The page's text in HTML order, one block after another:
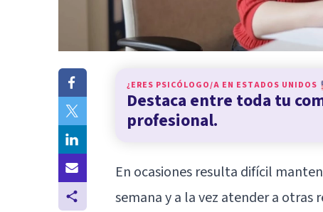
¿ERES PSICÓLOGO/A EN ESTADOS UNIDOS
Destaca entre toda tu
profesional.
En ocasiones resulta difícil
semana y a la vez atender a